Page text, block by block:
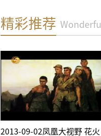
精彩推荐 Wonderful
2013-09-02凤凰大视野 花火